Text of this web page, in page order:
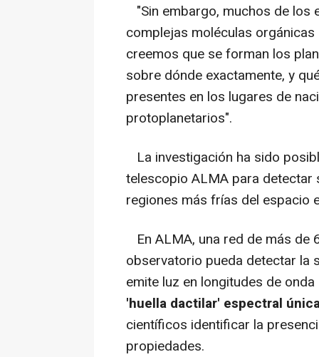
"Sin embargo, muchos de
complejas moléculas
creemos que se forman los
sobre dónde exactamente, y
presentes en los lugares de
protoplanetarios".
La investigación ha sido
telescopio ALMA para detectar
regiones más frías del espacio
En ALMA, una red de más de
observatorio pueda detectar la
emite luz en longitudes de
'huella dactilar' espectral
científicos identificar la
propiedades.